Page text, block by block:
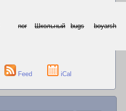
nor Школьный bugs boyarsh
Feed iCal